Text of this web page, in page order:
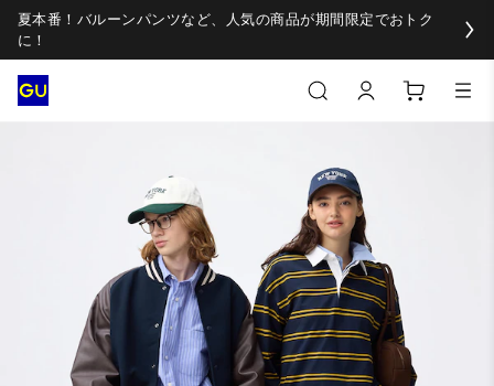
夏本番！バルーンパンツなど、人気の商品が期間限定でおトク
に！